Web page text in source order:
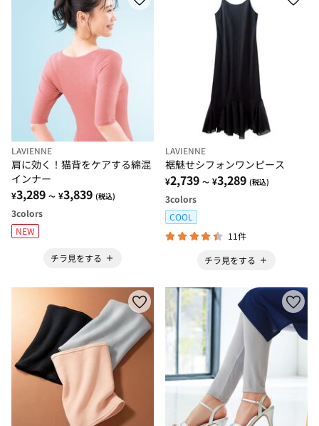
LAVIENNE
肩に効く！猫背をケアする綿混
インナー
¥3,289 ～ ¥3,839 (税込)
3colors
NEW
チラ見をする
LAVIENNE
裾魅せシフォンワンピース
¥2,739 ～ ¥3,289 (税込)
3colors
COOL
11件
チラ見をする